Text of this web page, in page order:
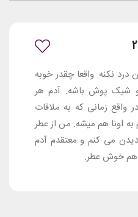
نکنه. واقعا چقدر خوبه
شیک پوش باشه. آدم هر
زمانی که به ملاقات
به اونا هم میشه. من از عطر
می کنم و معتقدم آدم
خوش عطر.